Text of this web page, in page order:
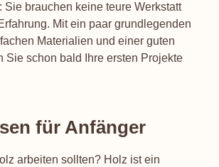
Sie brauchen keine teure Werkstatt
Mit ein paar grundlegenden
Materialien und einer guten
Sie schon bald Ihre ersten Projekte
für Anfänger
arbeiten sollten? Holz ist ein